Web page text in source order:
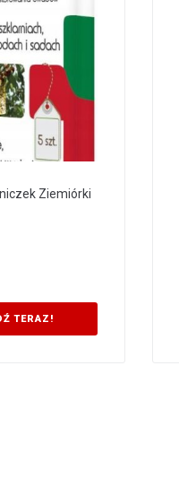
Ziemiórki
TERAZ!